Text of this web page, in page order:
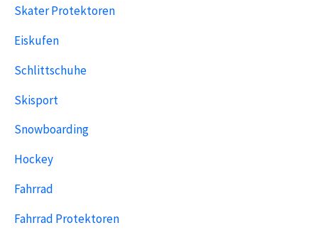
Skater Protektoren
Eiskufen
Schlittschuhe
Skisport
Snowboarding
Hockey
Fahrrad
Fahrrad Protektoren